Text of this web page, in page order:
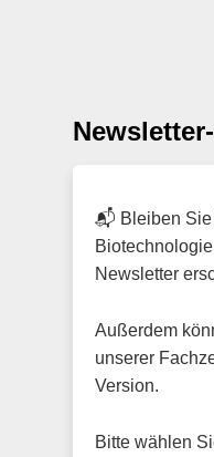
📬 Bleiben Sie
Newsletter
Außerdem
unserer
Version.
Bitte wählen